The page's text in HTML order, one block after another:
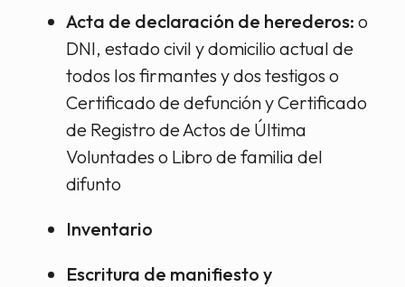
Acta de declaración de herederos: o
DNI, estado civil y domicilio actual de
todos los firmantes y dos testigos o
Certificado de defunción y Certificado
de Registro de Actos de Última
Voluntades o Libro de familia del
difunto
Inventario
Escritura de manifiesto y